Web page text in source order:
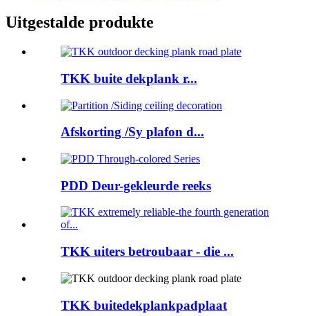
Uitgestalde produkte
TKK buite dekplank r...
Afskorting /Sy plafon d...
PDD Deur-gekleurde reeks
TKK uiters betroubaar - die ...
TKK buitedekplankpadplaat